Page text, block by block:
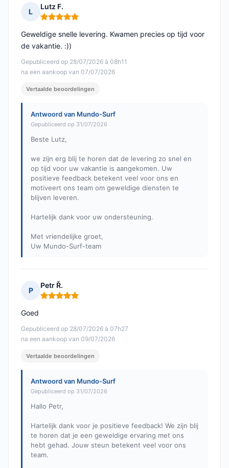
L
Lutz F.
Opmerking: 5 van 5
Gepubliceerd op 28/07/2026 à 08h11
na een aankoop van 07/07/2026
Geweldige snelle levering. Kwamen precies op tijd voor
de vakantie. :))
Vertaalde beoordelingen
Antwoord van Mundo-Surf
Gepubliceerd op 31/07/2026
Beste Lutz,
we zijn erg blij te horen dat de levering zo snel en
op tijd voor uw vakantie is aangekomen. Uw
positieve feedback betekent veel voor ons en
motiveert ons team om geweldige diensten te
blijven leveren.
Hartelijk dank voor uw ondersteuning.
Met vriendelijke groet,
Uw Mundo-Surf-team
P
Petr Ř.
Opmerking: 5 van 5
Gepubliceerd op 28/07/2026 à 07h27
na een aankoop van 09/07/2026
Goed
Vertaalde beoordelingen
Antwoord van Mundo-Surf
Gepubliceerd op 31/07/2026
Hallo Petr,
Hartelijk dank voor je positieve feedback! We zijn blij
te horen dat je een geweldige ervaring met ons
hebt gehad. Jouw steun betekent veel voor ons
team.